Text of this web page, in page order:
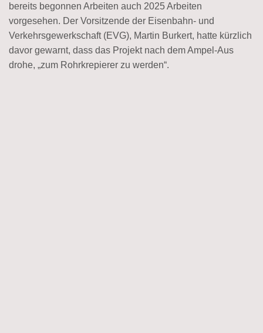
bereits begonnen Arbeiten auch 2025 Arbeiten
vorgesehen. Der Vorsitzende der Eisenbahn- und
Verkehrsgewerkschaft (EVG), Martin Burkert, hatte kürzlich
davor gewarnt, dass das Projekt nach dem Ampel-Aus
drohe, „zum Rohrkrepierer zu werden“.